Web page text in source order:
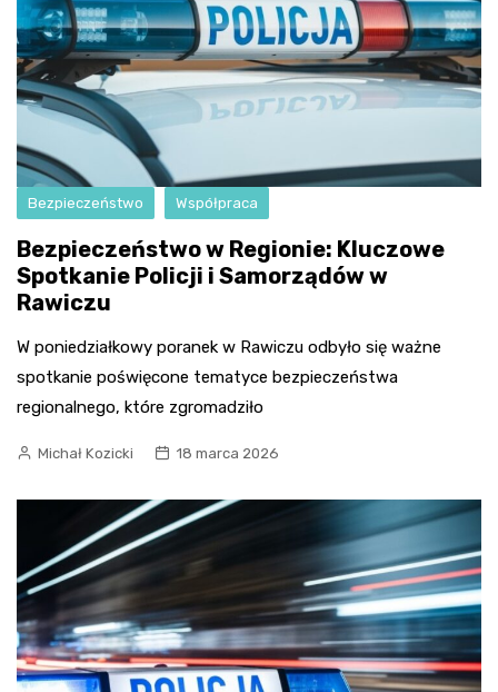
Bezpieczeństwo Współpraca
Bezpieczeństwo w Regionie: Kluczowe
Spotkanie Policji i Samorządów w
Rawiczu
W poniedziałkowy poranek w Rawiczu odbyło się ważne
spotkanie poświęcone tematyce bezpieczeństwa
regionalnego, które zgromadziło
Michał Kozicki 18 marca 2026